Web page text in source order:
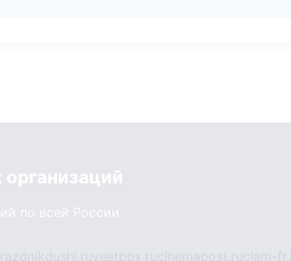
по всей России
veetbox.rucinemapost.ruciam-